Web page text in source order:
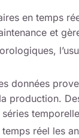
en temps
et
données
production.
temps réel les